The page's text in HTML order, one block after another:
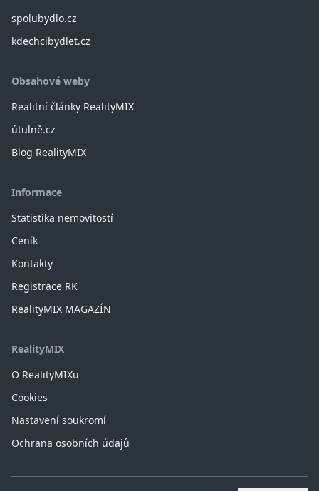
spolubydlo.cz
kdechcibydlet.cz
Obsahové weby
Realitní články RealityMIX
útulně.cz
Blog RealityMIX
Informace
Statistika nemovitostí
Ceník
Kontakty
Registrace RK
RealityMIX MAGAZÍN
RealityMIX
O RealityMIXu
Cookies
Nastavení soukromí
Ochrana osobních údajů